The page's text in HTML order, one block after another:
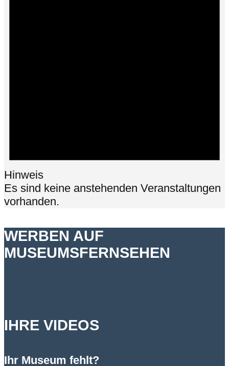
Hinweis
Es sind keine anstehenden Veranstaltungen
vorhanden.
WERBEN AUF
MUSEUMSFERNSEHEN
IHRE VIDEOS
Ihr Museum fehlt?